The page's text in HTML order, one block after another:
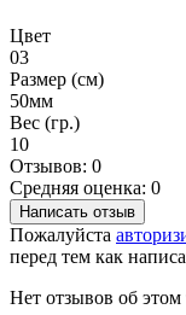
Цвет
03
Размер (см)
50мм
Вес (гр.)
10
Отзывов: 0
Средняя оценка: 0
Написать отзыв
Пожалуйста
перед тем как
Нет отзывов об этом